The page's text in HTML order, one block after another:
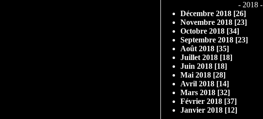
- 2018 -
Décembre 2018 [26]
Novembre 2018 [23]
Octobre 2018 [34]
Septembre 2018 [23]
Août 2018 [35]
Juillet 2018 [18]
Juin 2018 [18]
Mai 2018 [28]
Avril 2018 [14]
Mars 2018 [32]
Février 2018 [37]
Janvier 2018 [12]